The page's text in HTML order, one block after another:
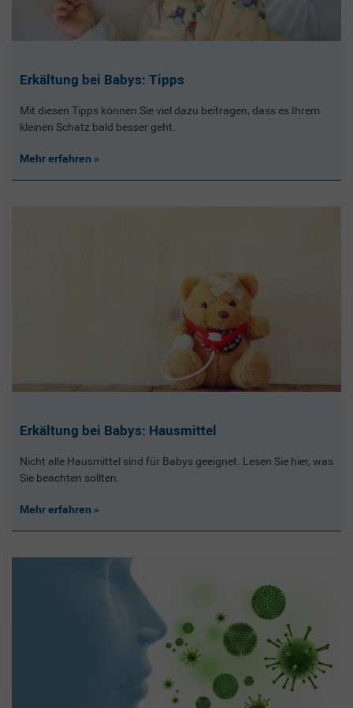
Erkältung bei Babys: Tipps
Mit diesen Tipps können Sie viel dazu beitragen, dass es Ihrem
kleinen Schatz bald besser geht.
Mehr erfahren
Erkältung bei Babys: Hausmittel
Nicht alle Hausmittel sind für Babys geeignet. Lesen Sie hier, was
Sie beachten sollten.
Mehr erfahren